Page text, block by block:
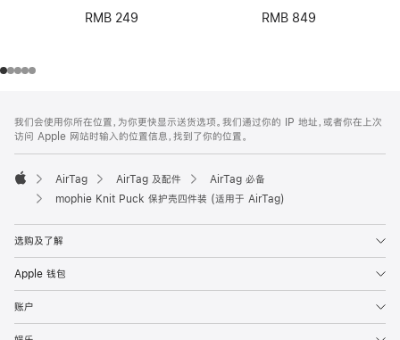
RMB 249 RMB 849
页
页
脚
注
我们会使用你所在位置，为你更快显示送货选项。我们通过你的 IP 地址，或者你在上次
访问 Apple 网站时输入的位置信息，找到了你的位置。
Apple
AirTag AirTag 及配件
AirTag 必备
mophie Knit Puck 保护壳四件装 (适用于 AirTag)
选购及了解
Apple 钱包
账户